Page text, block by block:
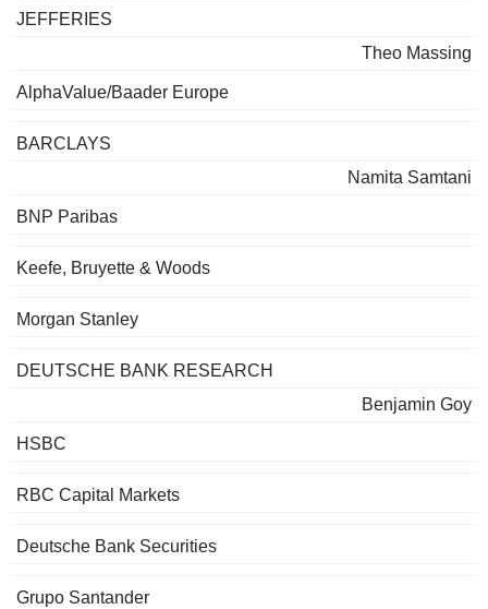
JEFFERIES
Theo Massing
AlphaValue/Baader Europe
BARCLAYS
Namita Samtani
BNP Paribas
Keefe, Bruyette & Woods
Morgan Stanley
DEUTSCHE BANK RESEARCH
Benjamin Goy
HSBC
RBC Capital Markets
Deutsche Bank Securities
Grupo Santander